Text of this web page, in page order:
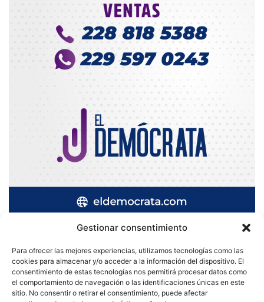
Gestionar consentimiento
Para ofrecer las mejores experiencias, utilizamos tecnologías como las
cookies para almacenar y/o acceder a la información del dispositivo. El
consentimiento de estas tecnologías nos permitirá procesar datos como
el comportamiento de navegación o las identificaciones únicas en este
sitio. No consentir o retirar el consentimiento, puede afectar
Quatromedia Telecomunicaciones © Copyright 2025, Todos los
derechos reservados